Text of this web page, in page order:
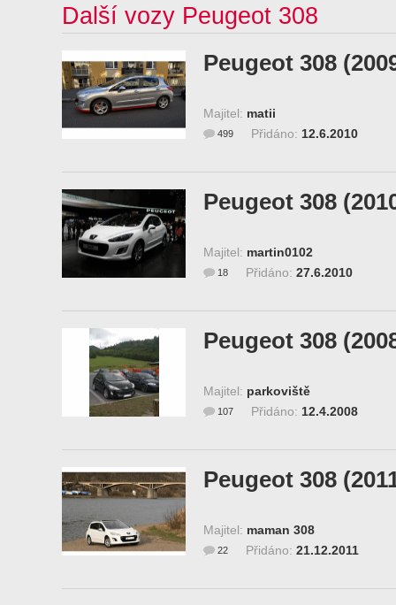
Další vozy Peugeot 308
Peugeot 308
Majitel: matii
Přidáno: 12.6.2010
499
Peugeot 308
Majitel: martin0102
Přidáno: 27.6.2010
18
Peugeot 308
Majitel: parkoviště
Přidáno: 12.4.2008
107
Peugeot 308
Majitel: maman 308
Přidáno: 21.12.2011
22